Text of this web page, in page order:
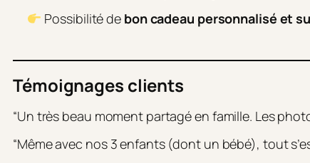
Possibilité de bon cadeau personnalisé et
Témoignages clients
“Un très beau moment partagé en famille. Les
“Même avec nos 3 enfants (dont un bébé), tout